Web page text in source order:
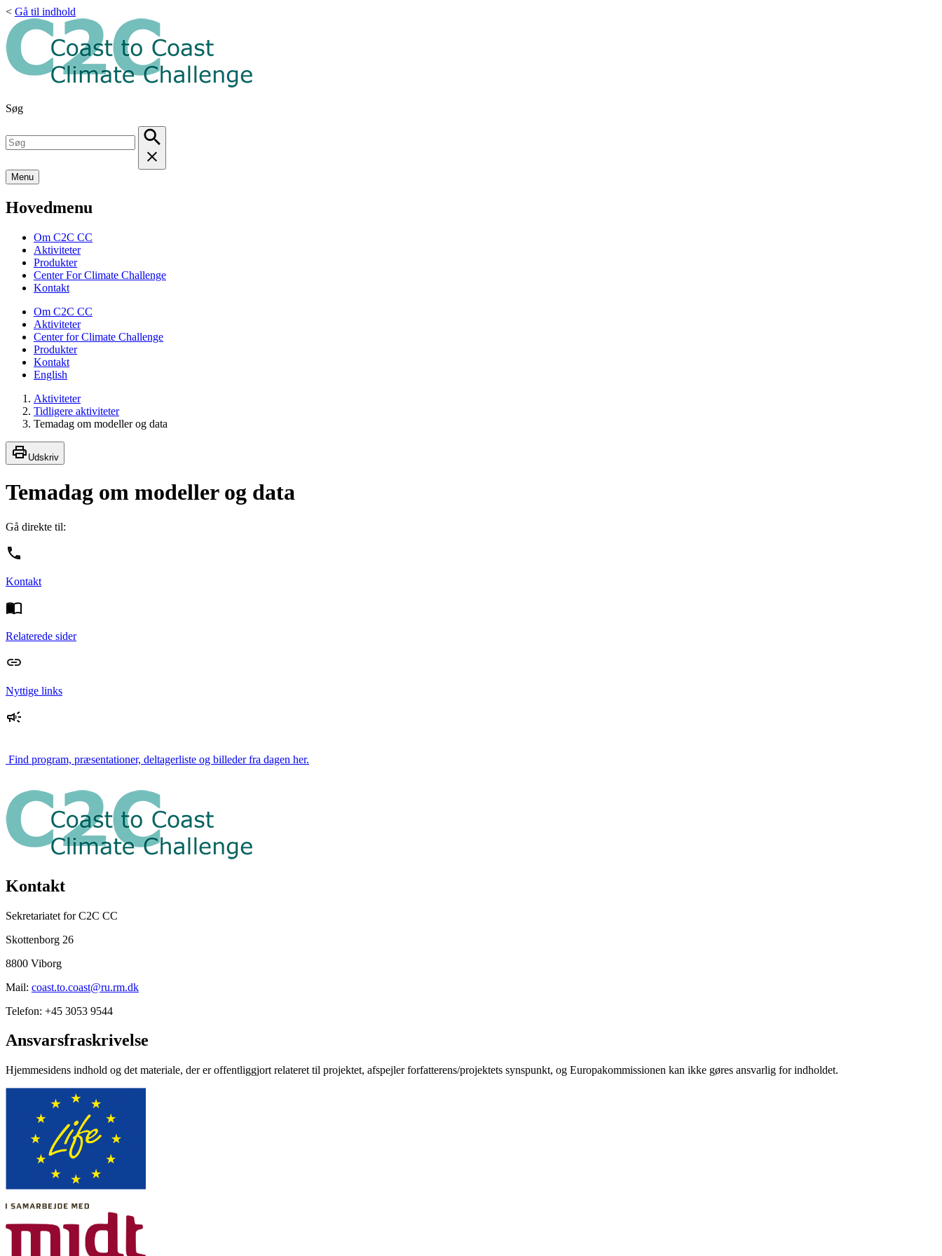
< Gå til indhold
Søg
Menu
Hovedmenu
Om C2C CC
Aktiviteter
Produkter
Center For Climate Challenge
Kontakt
Om C2C CC
Aktiviteter
Center for Climate Challenge
Produkter
Kontakt
English
Aktiviteter
Tidligere aktiviteter
Temadag om modeller og data
Udskriv
Temadag om modeller og data
Gå direkte til:
Kontakt
Relaterede sider
Nyttige links
Find program, præsentationer, deltagerliste og billeder fra dagen her.
Kontakt
Sekretariatet for C2C CC
Skottenborg 26
8800 Viborg
Mail: coast.to.coast@ru.rm.dk
Telefon: +45 3053 9544
Ansvarsfraskrivelse
Hjemmesidens indhold og det materiale, der er offentliggjort relateret til projektet, afspejler forfatterens/projektets synspunkt, og Europakommissionen kan ikke gøres ansvarlig for indholdet.